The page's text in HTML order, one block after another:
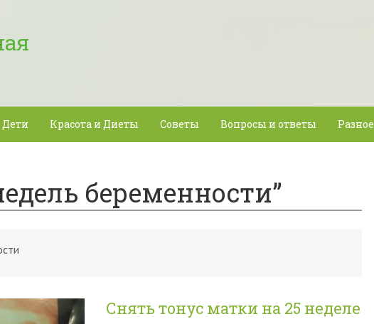
Дети Красота и Диеты Советы Вопросы и ответы Разное
беременности”
Снять тонус матки на 25 неделе